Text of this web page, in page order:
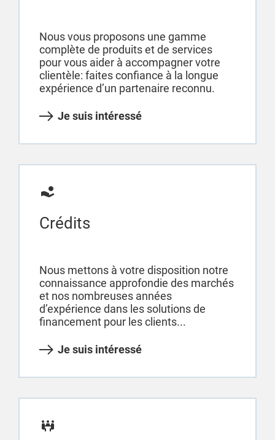
Nous vous proposons une gamme
complète de produits et de services
pour vous aider à accompagner votre
clientèle: faites confiance à la longue
expérience d’un partenaire reconnu.
Je suis intéressé
Crédits
Nous mettons à votre disposition notre
connaissance approfondie des marchés
et nos nombreuses années
d’expérience dans les solutions de
financement pour les clients...
Je suis intéressé